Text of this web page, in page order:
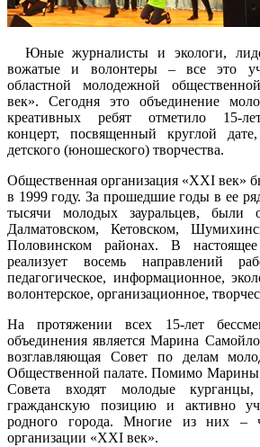
Юные журналисты и экологи,
вожатые и волонтеры – все это
областной молодежной
век». Сегодня это объединение
креативных ребят отметило 15-
концерт, посвященный круглой
детского (юношеского) творчества.
Общественная организация «XXI век»
в 1999 году. За прошедшие годы в ее
тысячи молодых зауральцев,
Далматовском, Кетовском,
Половинском районах. В
реализует восемь направлений
педагогическое, информационное,
волонтерское, организационное,
На протяжении всех 15-лет
объединения является Марина
возглавляющая Совет по делам
Общественной палате. Помимо Марины
Совета входят молодые
гражданскую позицию и активно
родного города. Многие из них –
организации «XXI век».